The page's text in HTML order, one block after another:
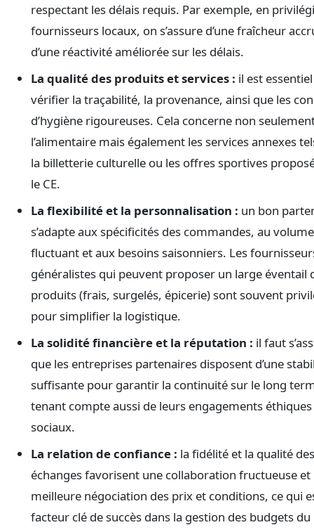
respectant les délais requis. Par exemple, en
fournisseurs locaux, on s’assure d’une fraîcheur
d’une réactivité améliorée sur les délais.
La qualité des produits et services : il est
vérifier la traçabilité, la provenance, ainsi que les
d’hygiène rigoureuses. Cela concerne non
l’alimentaire mais également les services annexes
la billetterie culturelle ou les offres sportives
le CE.
La flexibilité et la personnalisation : un bon
s’adapte aux spécificités des commandes, au volume
fluctuant et aux besoins saisonniers. Les
généralistes qui peuvent proposer un large éventail
produits (frais, surgelés, épicerie) sont souvent
pour simplifier la logistique.
La solidité financière et la réputation : il faut
que les entreprises partenaires disposent d’une
suffisante pour garantir la continuité sur le long
tenant compte aussi de leurs engagements
sociaux.
La relation de confiance : la fidélité et la qualité des
échanges favorisent une collaboration fructueuse et
meilleure négociation des prix et conditions, ce qui
facteur clé de succès dans la gestion des budgets du